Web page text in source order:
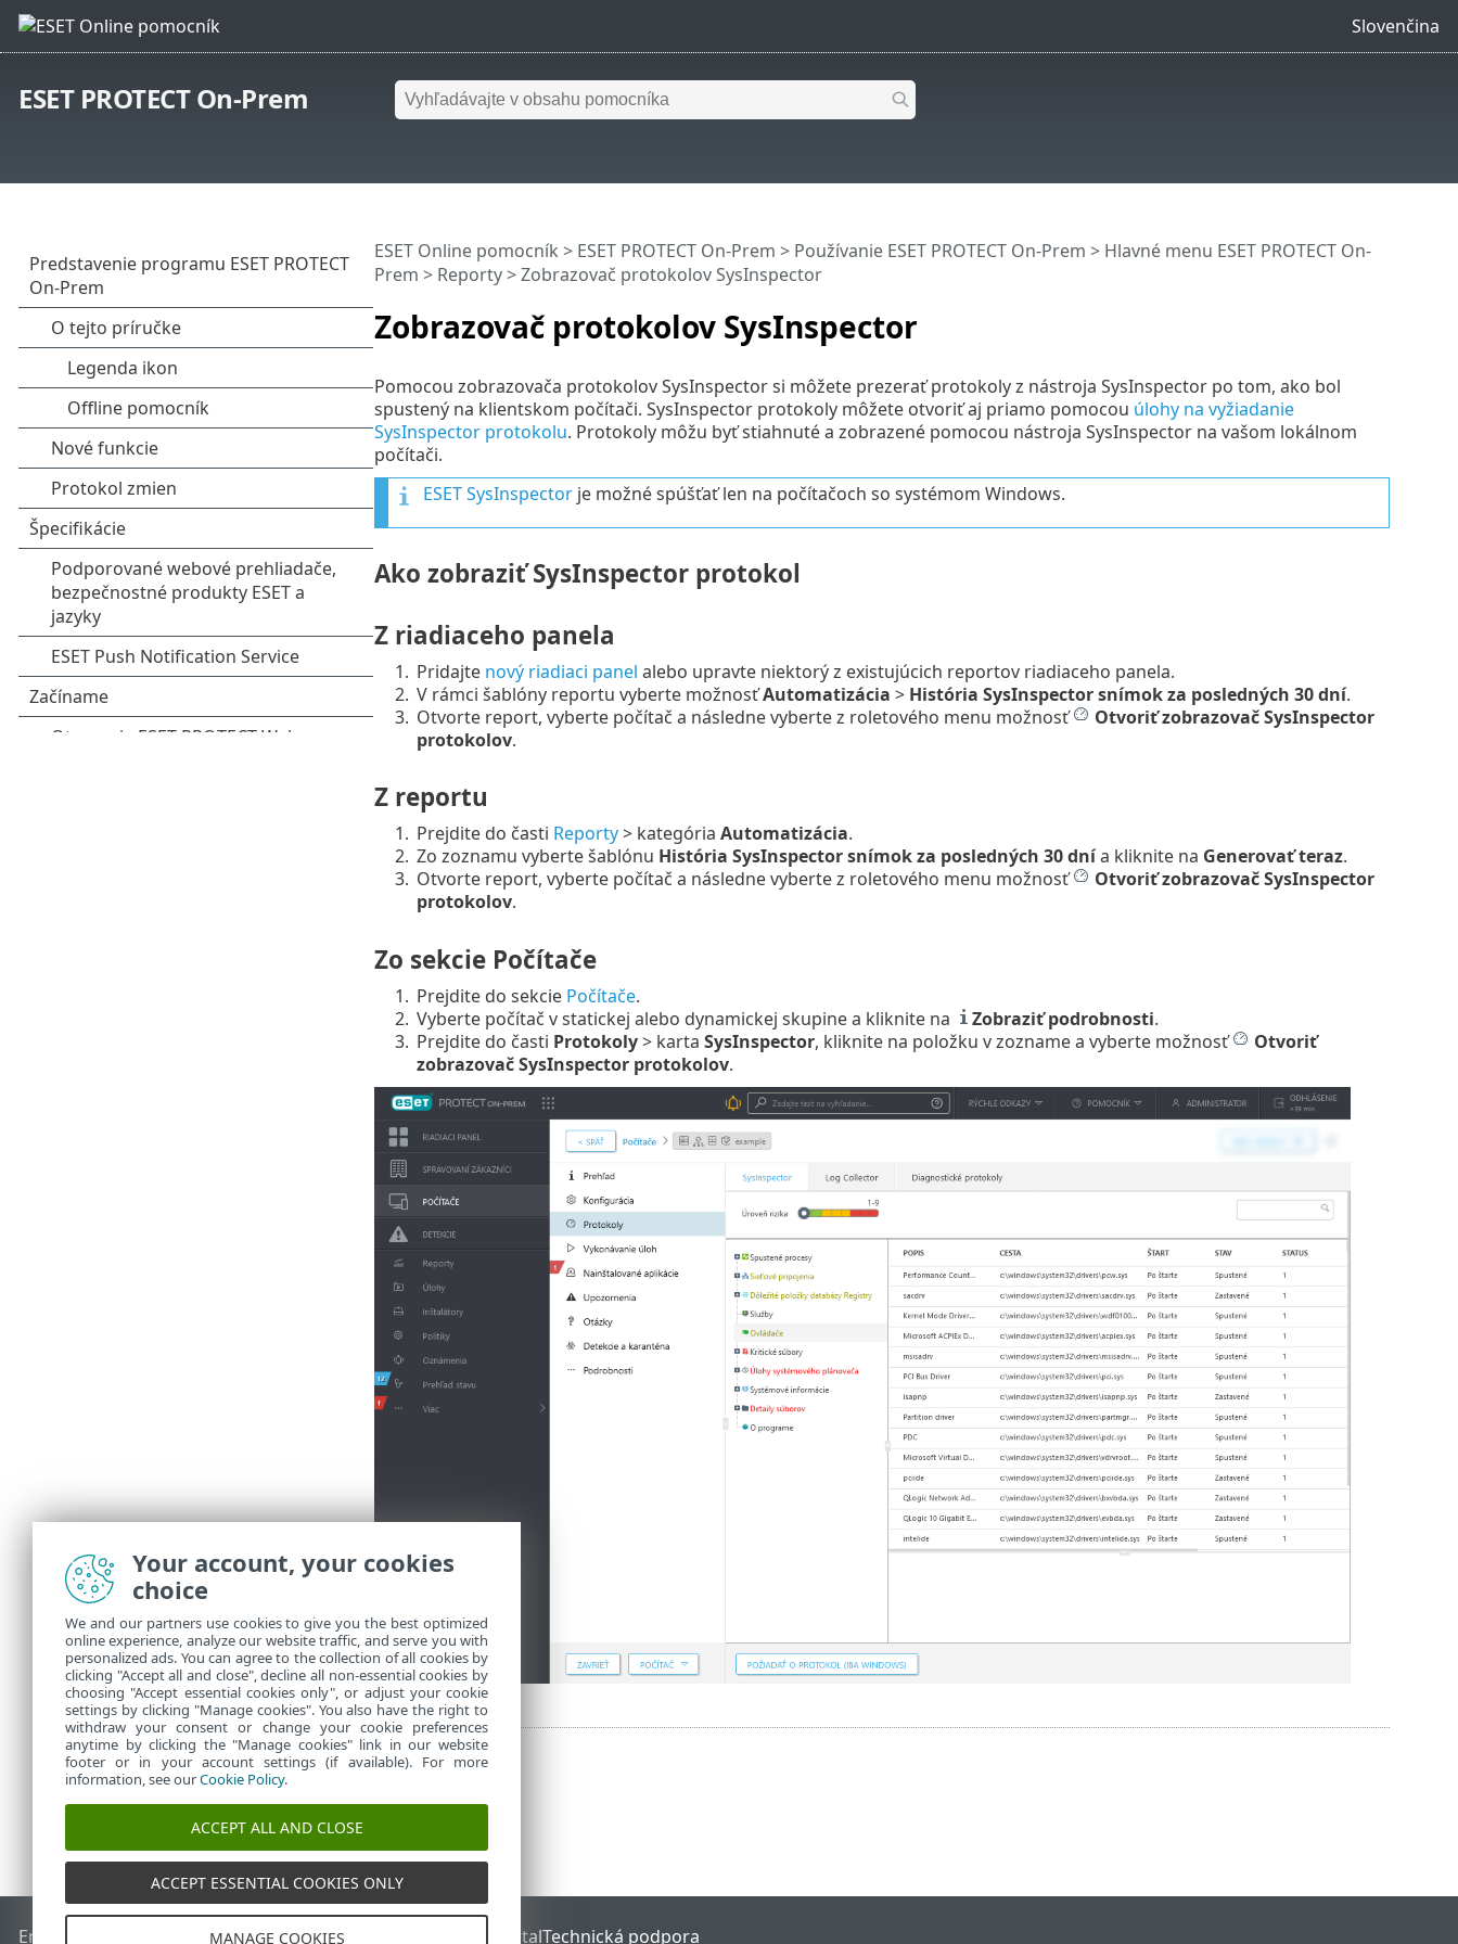
Slovenčina
ESET PROTECT On-Prem
Zobrazovač protokolov SysInspector
ESET Online pomocník > ESET PROTECT On-Prem > Používanie ESET PROTECT On-Prem > Hlavné menu ESET PROTECT On-
Prem > Reporty> Zobrazovač protokolov SysInspector
Pomocou zobrazovača protokolov SysInspector si môžete prezerať protokoly z nástroja SysInspector po tom, ako bol
spustený na klientskom počítači. SysInspector protokoly môžete otvoriť aj priamo pomocou úlohy na vyžiadanie
SysInspector protokolu. Protokoly môžu byť stiahnuté a zobrazené pomocou nástroja SysInspector na vašom lokálnom
počítači.
ESET SysInspectorje možné spúšťať len na počítačoch so systémom Windows.
Ako zobraziť SysInspector protokol
Z riadiaceho panela
1. Pridajte nový riadiaci panel alebo upravte niektorý z existujúcich reportov riadiaceho panela.
2. V rámci šablóny reportu vyberte možnosťAutomatizácia > História SysInspector snímok za posledných 30 dní.
3. Otvorte report, vyberte počítač a následne vyberte z roletového menu možnosť
Otvoriť zobrazovač SysInspector
protokolov.
Z reportu
1. Prejdite do časti Reporty> kategória Automatizácia.
2. Zo zoznamu vyberte šablónu História SysInspector snímok za posledných 30 dnía kliknite na Generovať teraz.
3. Otvorte report, vyberte počítač a následne vyberte z roletového menu možnosť
Otvoriť zobrazovač SysInspector
protokolov.
Zo sekcie Počítače
1. Prejdite do sekcie Počítače.
2. Vyberte počítač v statickej alebo dynamickej skupine a kliknite na Zobraziť podrobnosti.
3. Prejdite do časti Protokoly> karta SysInspector, kliknite na položku v zozname a vyberte možnosť
Otvoriť
zobrazovač SysInspector protokolov.
End of Life Databáza znalostí ESETESET Fórum ESET Status PortalTechnická podpora
Your account, your cookies
choice
We and our partners use cookies to give you the best optimized
online experience, analyze our website traffic, and serve you with
personalized ads. You can agree to the collection of all cookies by
clicking "Accept all and close", decline all non-essential cookies by
choosing "Accept essential cookies only", or adjust your cookie
settings by clicking "Manage cookies". You also have the right to
withdraw your consent or change your cookie preferences
anytime by clicking the "Manage cookies" link in our website
footer or in your account settings (if available). For more
information, see ourCookie Policy.
ACCEPT ALL AND CLOSE
ACCEPT ESSENTIAL COOKIES ONLY
MANAGE COOKIES